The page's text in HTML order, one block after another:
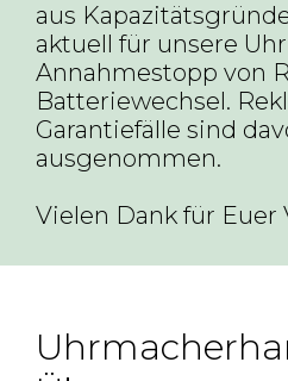
aus
aktuell für unsere
Annahmestopp von
Batteriewechsel.
Garantiefälle sind
ausgenommen.
Vielen Dank für Euer